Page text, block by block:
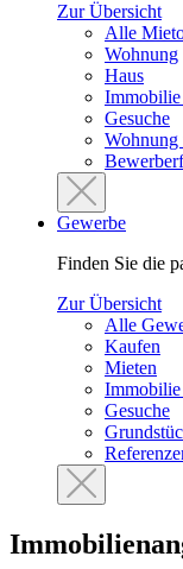
Zur Übersicht
Alle
Wohnung
Haus
Immobilie
Gesuche
Wohnung
Gewerbe
Finden Sie die
Zur Übersicht
Alle
Kaufen
Mieten
Immobilie
Gesuche